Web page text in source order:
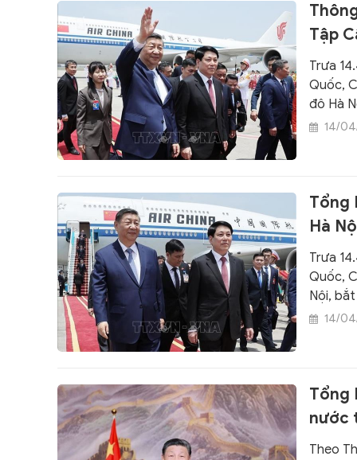
Tập
Trưa
Quốc,
đô Hà
-
14/
Tổng
Hà
Trưa
Quốc,
Nội,
lời mời
14/
Tổng
nước
Theo